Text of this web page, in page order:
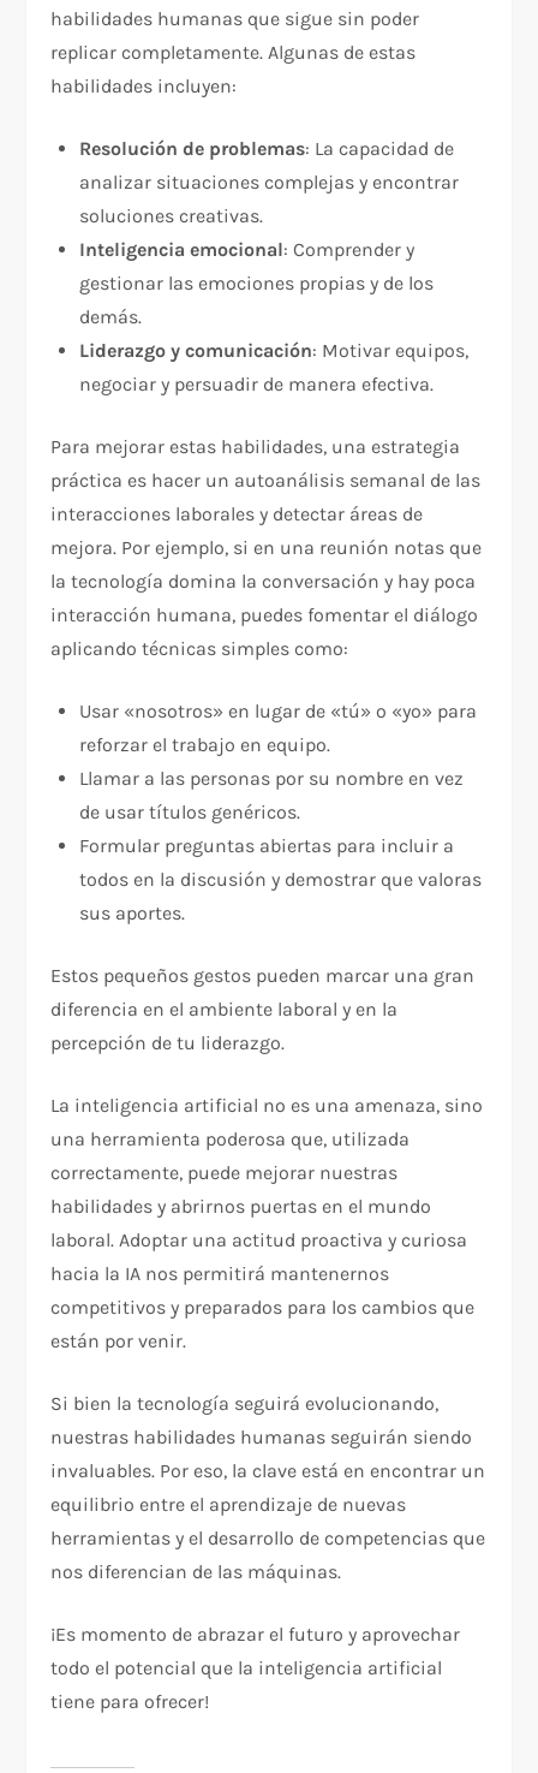
habilidades humanas que sigue sin poder
replicar completamente. Algunas de estas
habilidades incluyen:
Resolución de problemas: La capacidad de
analizar situaciones complejas y encontrar
soluciones creativas.
Inteligencia emocional: Comprender y
gestionar las emociones propias y de los
demás.
Liderazgo y comunicación: Motivar equipos,
negociar y persuadir de manera efectiva.
Para mejorar estas habilidades, una estrategia
práctica es hacer un autoanálisis semanal de las
interacciones laborales y detectar áreas de
mejora. Por ejemplo, si en una reunión notas que
la tecnología domina la conversación y hay poca
interacción humana, puedes fomentar el diálogo
aplicando técnicas simples como:
Usar «nosotros» en lugar de «tú» o «yo» para
reforzar el trabajo en equipo.
Llamar a las personas por su nombre en vez
de usar títulos genéricos.
Formular preguntas abiertas para incluir a
todos en la discusión y demostrar que valoras
sus aportes.
Estos pequeños gestos pueden marcar una gran
diferencia en el ambiente laboral y en la
percepción de tu liderazgo.
La inteligencia artificial no es una amenaza, sino
una herramienta poderosa que, utilizada
correctamente, puede mejorar nuestras
habilidades y abrirnos puertas en el mundo
laboral. Adoptar una actitud proactiva y curiosa
hacia la IA nos permitirá mantenernos
competitivos y preparados para los cambios que
están por venir.
Si bien la tecnología seguirá evolucionando,
nuestras habilidades humanas seguirán siendo
invaluables. Por eso, la clave está en encontrar un
equilibrio entre el aprendizaje de nuevas
herramientas y el desarrollo de competencias que
nos diferencian de las máquinas.
¡Es momento de abrazar el futuro y aprovechar
todo el potencial que la inteligencia artificial
tiene para ofrecer!